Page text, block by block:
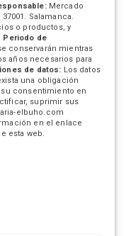
Mercado
Salamanca.
o productos, y
Periodo de
conservarán mientras
años necesarios para
de datos: Los datos
una obligación
consentimiento en
suprimir sus
elbuho.com
en el enlace
esta web.